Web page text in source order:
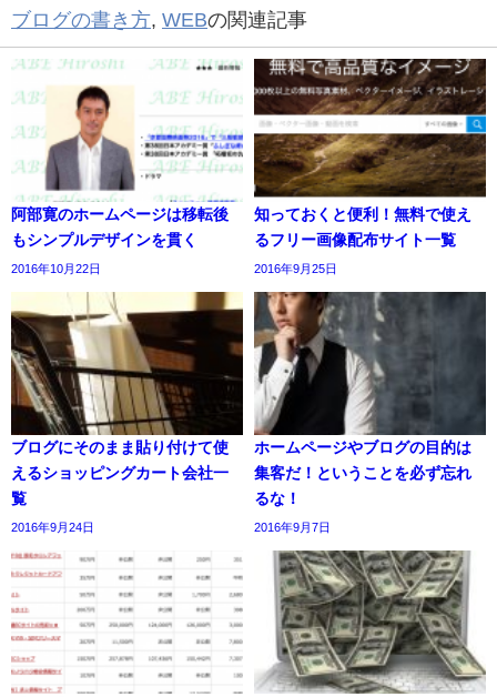
ブログの書き方, WEBの関連記事
阿部寛のホームページは移転後
もシンプルデザインを貫く
2016年10月22日
知っておくと便利！無料で使え
るフリー画像配布サイト一覧
2016年9月25日
ブログにそのまま貼り付けて使
えるショッピングカート会社一
覧
2016年9月24日
ホームページやブログの目的は
集客だ！ということを必ず忘れ
るな！
2016年9月7日